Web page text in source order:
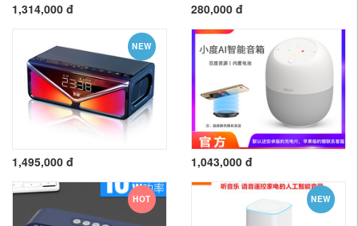
1,314,000 đ 280,000 đ
NEW
1,495,000 đ 1,043,000 đ
HOT NEW